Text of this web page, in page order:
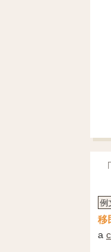
例
移
a